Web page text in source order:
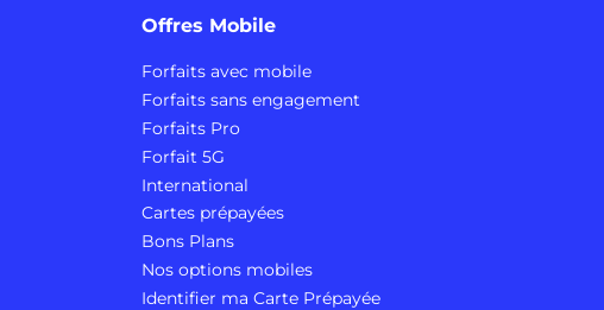
Offres Mobile
Forfaits avec mobile
Forfaits sans engagement
Forfaits Pro
Forfait 5G
International
Cartes prépayées
Bons Plans
Nos options mobiles
Identifier ma Carte Prépayée